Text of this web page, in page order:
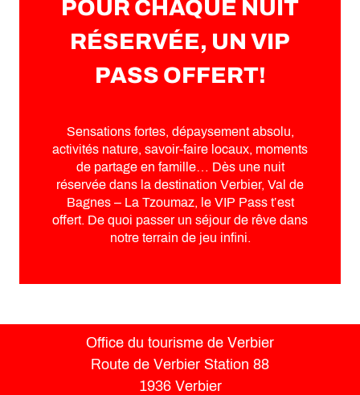
POUR CHAQUE NUIT
RÉSERVÉE, UN VIP
PASS OFFERT!
Sensations fortes, dépaysement absolu,
activités nature, savoir-faire locaux, moments
de partage en famille… Dès une nuit
réservée dans la destination Verbier, Val de
Bagnes – La Tzoumaz, le VIP Pass t’est
offert. De quoi passer un séjour de rêve dans
notre terrain de jeu infini.
Office du tourisme de Verbier
Route de Verbier Station 88
1936 Verbier